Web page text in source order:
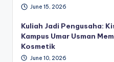
June 15, 2026
Kuliah Jadi Pengusaha:
Kampus Umar Usman
Kosmetik
June 10, 2026